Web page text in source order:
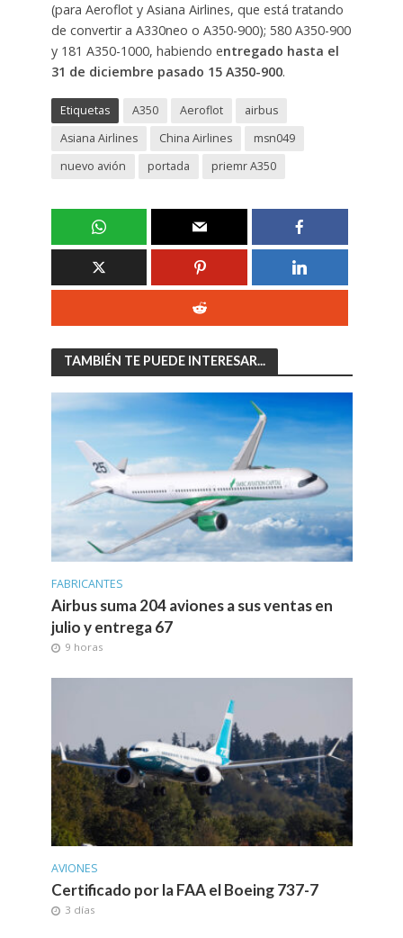
(para Aeroflot y Asiana Airlines, que está tratando
de convertir a A330neo o A350-900); 580 A350-900
y 181 A350-1000, habiendo entregado hasta el
31 de diciembre pasado 15 A350-900.
Etiquetas A350 Aeroflot
airbus
Asiana Airlines
China Airlines
msn049
nuevo avión
portada priemr A350
TAMBIÉN TE PUEDE INTERESAR...
FABRICANTES
Airbus suma 204 aviones a sus ventas en
julio y entrega 67
9 horas
AVIONES
Certificado por la FAA el Boeing 737-7
3 días